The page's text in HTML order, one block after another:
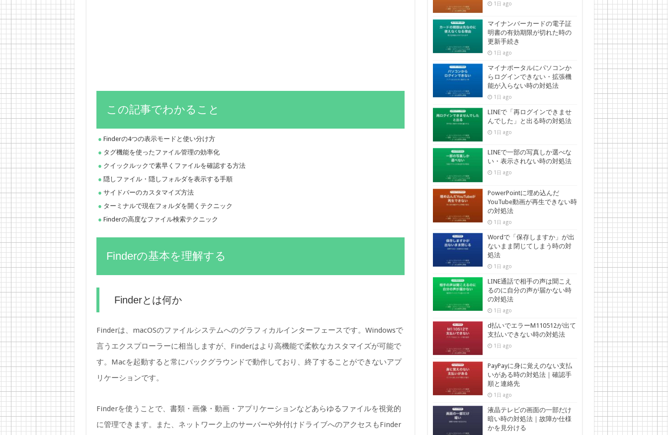
この記事でわかること
Finderの4つの表示モードと使い分け方
タグ機能を使ったファイル管理の効率化
クイックルックで素早くファイルを確認する方法
隠しファイル・隠しフォルダを表示する手順
サイドバーのカスタマイズ方法
ターミナルで現在フォルダを開くテクニック
Finderの高度なファイル検索テクニック
Finderの基本を理解する
Finderとは何か
Finderは、macOSのファイルシステムへのグラフィカルインターフェースです。Windowsで
言うエクスプローラーに相当しますが、Finderはより高機能で柔軟なカスタマイズが可能で
す。Macを起動すると常にバックグラウンドで動作しており、終了することができないアプ
リケーションです。
Finderを使うことで、書類・画像・動画・アプリケーションなどあらゆるファイルを視覚的
に管理できます。また、ネットワーク上のサーバーや外付けドライブへのアクセスもFinder
1日 ago
マイナンバーカードの電子証
明書の有効期限が切れた時の
更新手続き
1日 ago
マイナポータルにパソコンか
らログインできない・拡張機
能が入らない時の対処法
1日 ago
LINEで「再ログインできませ
んでした」と出る時の対処法
1日 ago
LINEで一部の写真しか選べな
い・表示されない時の対処法
1日 ago
PowerPointに埋め込んだ
YouTube動画が再生できない時
の対処法
1日 ago
Wordで「保存しますか」が出
ないまま閉じてしまう時の対
処法
1日 ago
LINE通話で相手の声は聞こえ
るのに自分の声が届かない時
の対処法
1日 ago
d払いでエラーM110512が出て
支払いできない時の対処法
1日 ago
PayPayに身に覚えのない支払
いがある時の対処法｜確認手
順と連絡先
1日 ago
液晶テレビの画面の一部だけ
暗い時の対処法｜故障か仕様
かを見分ける